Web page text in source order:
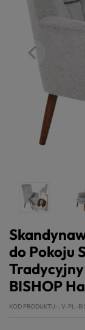
do Pokoju
BISHOP
KOD PRODUKTU: V-PL-